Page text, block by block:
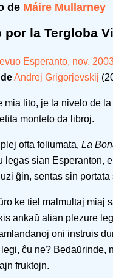
de Máire Mullarney
por la Tergloba
Esperanto, nov.
Andrej Grigorjevskij
mia lito, je la nivelo de
monteto da libroj.
ofta foliumata, La
legas sian Esperanton,
ĝin, sentas sin
ke tiel malmultaj miaj
ankaŭ alian plezure
oni instruis
ĉu ne? Bedaŭrinde,
fruktojn.